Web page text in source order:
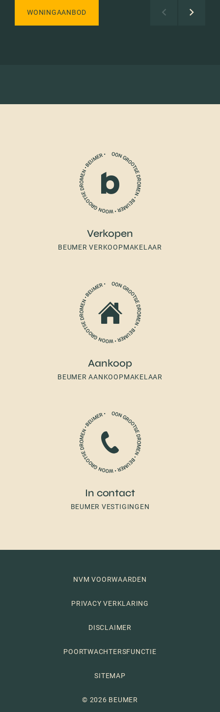
WONINGAANBOD
Verkopen
BEUMER VERKOOPMAKELAAR
Aankoop
BEUMER AANKOOPMAKELAAR
In contact
BEUMER VESTIGINGEN
NVM VOORWAARDEN
PRIVACY VERKLARING
DISCLAIMER
POORTWACHTERSFUNCTIE
SITEMAP
© 2026 BEUMER